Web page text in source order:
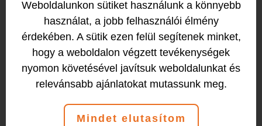
világbajnoki és kétszeres Európa-
bajnoki középdöntősek vagyunk
partneremmel latin kűr kategóriában,
2020-ig bezárólag magyar válogatott
sportolók.
Imádom a mozgást gyakorlatilag
minden formájában. Óráimon nagy
hangsúlyt fektetek a lépések mellett a
Weboldalunkon sütiket használunk a könnyebb
használat, a jobb felhasználói élmény
érdekében. A sütik ezen felül segítenek minket,
hogy a weboldalon végzett tevékenységek
nyomon követésével javítsuk weboldalunkat és
relevánsabb ajánlatokat mutassunk meg.
Mindet elutasítom